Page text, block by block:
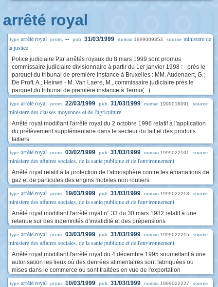
arrêté royal
type arrêté royal prom. -- pub. 31/03/1999 numac 1999009353 source ministere de
la justice
Police judiciaire Par arrêtés royaux du 8 mars 1999 sont promus
commissaire judiciaire divisionnaire à partir du 1er janvier 1998 : - près le
parquet du tribunal de première instance à Bruxelles : MM. Audenaert, G.;
De Proft, A.; Heirwe - M. Van Laere, M., commissaire judiciaire près le
parquet du tribunal de première instance à Termo(...)
type arrêté royal prom. 22/03/1999 pub. 31/03/1999 numac 1999016091 source
ministere des classes moyennes et de l'agriculture
Arrêté royal modifiant l'arrêté royal du 2 octobre 1996 relatif à l'application
du prélèvement supplémentaire dans le secteur du lait et des produits
laitiers
type arrêté royal prom. 03/02/1999 pub. 31/03/1999 numac 1999022101 source
ministere des affaires sociales, de la sante publique et de l'environnement
Arrêté royal relatif à la protection de l'atmosphère contre les émanations de
gaz et de particules des engins mobiles non routiers
type arrêté royal prom. 19/03/1999 pub. 31/03/1999 numac 1999022213 source
ministere des affaires sociales, de la sante publique et de l'environnement
Arrêté royal modifiant l'arrêté royal n° 33 du 30 mars 1982 relatif à une
retenue sur des indemnités d'invalidité et des prépensions
type arrêté royal prom. 03/03/1999 pub. 31/03/1999 numac 1999022215 source
ministere des affaires sociales, de la sante publique et de l'environnement
Arrêté royal modifiant l'arrêté royal du 4 décembre 1995 soumettant à une
autorisation les lieux où des denrées alimentaires sont fabriquées ou
mises dans le commerce ou sont traitées en vue de l'exportation
type arrêté royal prom. 10/03/1999 pub. 31/03/1999 numac 1999022227 source